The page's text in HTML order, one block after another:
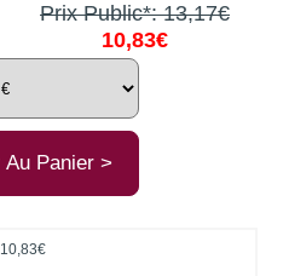
Prix Public*: 13,17€
10,83€
10,83€